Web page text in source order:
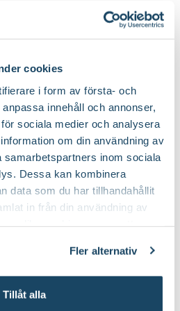
cookies
i form av första- och
innehåll och annonser,
sociala medier och analysera
om din användning av
inom sociala
Dessa kan kombinera
data som du har tillhandahållit
in från din användning av
Fler alternativ
Tillåt alla
Online
Till